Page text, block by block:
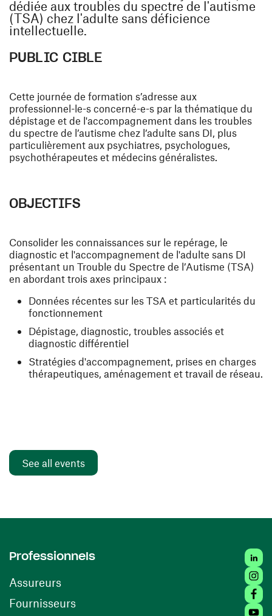
dédiée aux troubles du spectre de l'autisme
(TSA) chez l'adulte sans déficience
intellectuelle.
PUBLIC CIBLE
Cette journée de formation s’adresse aux
professionnel-le-s concerné-e-s par la thématique du
dépistage et de l'accompagnement dans les troubles
du spectre de l’autisme chez l’adulte sans DI, plus
particulièrement aux psychiatres, psychologues,
psychothérapeutes et médecins généralistes.
OBJECTIFS
Consolider les connaissances sur le repérage, le
diagnostic et l'accompagnement de l'adulte sans DI
présentant un Trouble du Spectre de l’Autisme (TSA)
en abordant trois axes principaux :
Données récentes sur les TSA et particularités du
fonctionnement
Dépistage, diagnostic, troubles associés et
diagnostic différentiel
Stratégies d'accompagnement, prises en charges
thérapeutiques, aménagement et travail de réseau.
See all events
Professionnels
Assureurs
Fournisseurs(opens in a new window)